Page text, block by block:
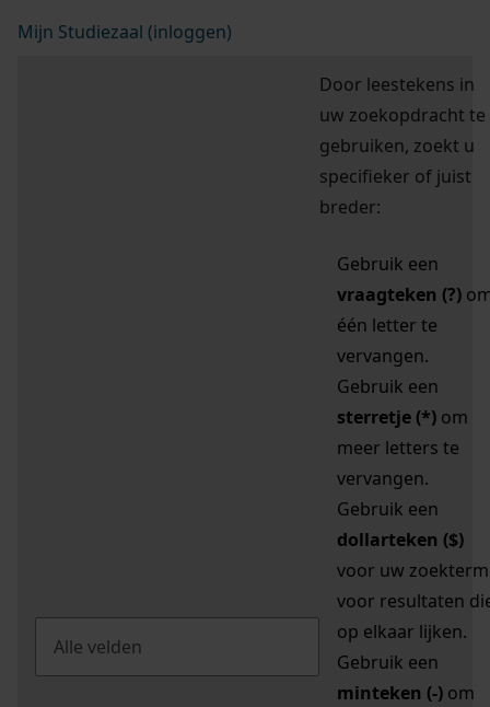
Mijn Studiezaal (inloggen)
Door leestekens in
uw zoekopdracht te
gebruiken, zoekt u
specifieker of juist
breder:
Gebruik een
vraagteken (?)
één letter te
vervangen.
Gebruik een
sterretje (*) om
meer letters te
vervangen.
Gebruik een
dollarteken ($)
voor uw zoekterm
voor resultaten
op elkaar lijken.
Gebruik een
minteken (-) om